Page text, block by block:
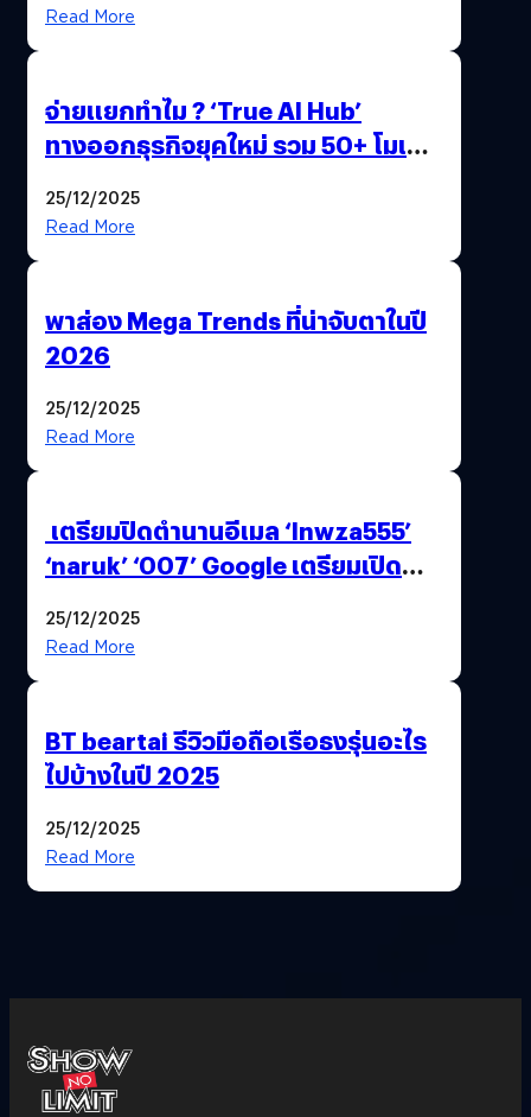
Read More
จ่ายแยกทำไม ? ‘True AI Hub’
ทางออกธุรกิจยุคใหม่ รวม 50+ โมเดล
25/12/2025
Read More
พาส่อง Mega Trends ที่น่าจับตาในปี
2026
25/12/2025
Read More
เตรียมปิดตำนานอีเมล ‘lnwza555’
‘naruk’ ‘007’ Google เตรียมเปิด
25/12/2025
Read More
BT beartai รีวิวมือถือเรือธงรุ่นอะไร
ไปบ้างในปี 2025
25/12/2025
Read More